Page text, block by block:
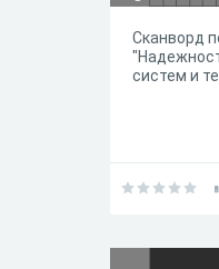
Сканворд
систем и